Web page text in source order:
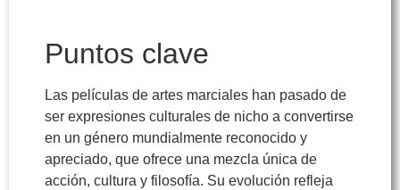
Puntos clave
Las películas de artes marciales han pasado de
ser expresiones culturales de nicho a convertirse
en un género mundialmente reconocido y
apreciado, que ofrece una mezcla única de
acción, cultura y filosofía. Su evolución refleja